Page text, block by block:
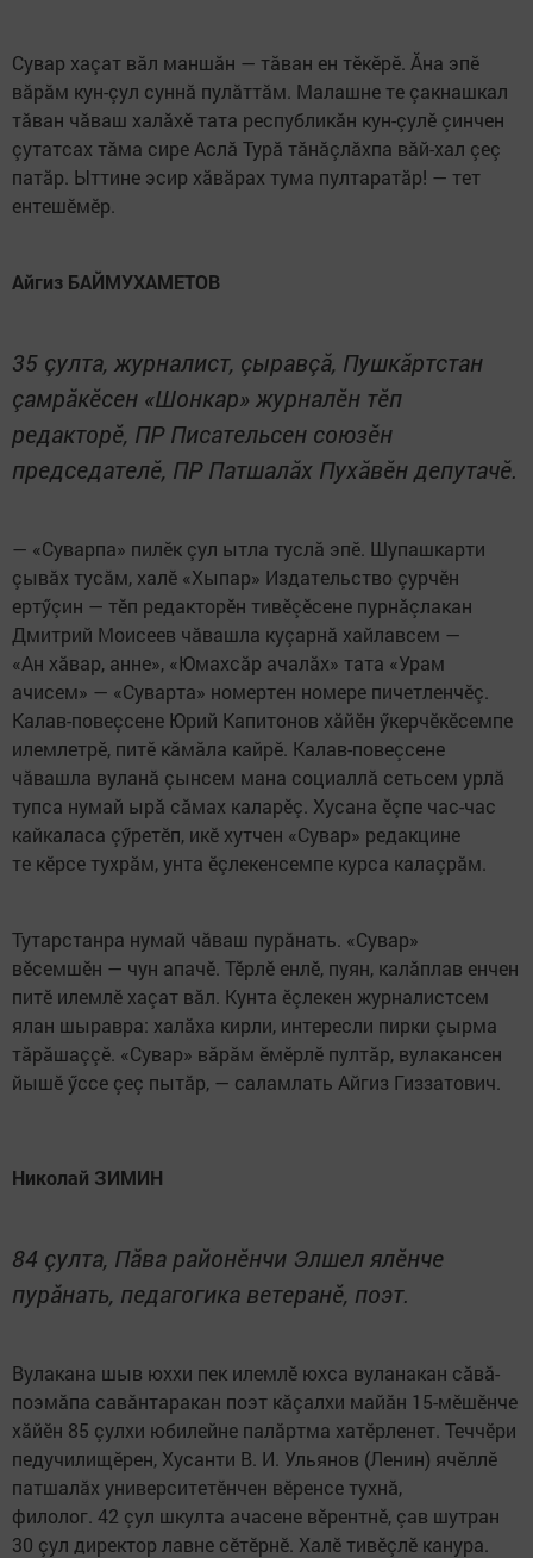
Сувар хаçат вӑл маншӑн — тӑван ен тӗкӗрӗ. Ӑна эпӗ
вӑрӑм кун-çул суннă пулӑттӑм. Малашне те çакнашкал
тӑван чӑваш халăхӗ тата республикӑн кун-çулӗ çинчен
çутатсах тӑма сире Аслӑ Турă тӑнӑçлӑхпа вӑй-хал çеç
патӑр. Ыттине эсир хӑвӑрах тума пултаратӑр! — тет
ентешӗмӗр.
Айгиз БАЙМУХАМЕТОВ
35 çулта, журналист, çыравçă, Пушкăртстан
çамрăкӗсен «Шонкар» журналӗн тӗп
редакторӗ, ПР Писательсен союзӗн
председателӗ, ПР Патшалăх Пухăвӗн депутачӗ.
— «Суварпа» пилӗк çул ытла туслă эпӗ. Шупашкарти
çывăх тусăм, халӗ «Хыпар» Издательство çурчӗн
ертӳçин — тӗп редакторӗн тивӗçӗсене пурнăçлакан
Дмитрий Моисеев чăвашла куçарнă хайлавсем —
«Ан хăвар, анне», «Юмахсăр ачалăх» тата «Урам
ачисем» — «Суварта» номертен номере пичетленчӗç.
Калав-повеçсене Юрий Капитонов хăйӗн ӳкерчӗкӗсемпе
илемлетрӗ, питӗ кăмăла кайрӗ. Калав-повеçсене
чăвашла вуланă çынсем мана социаллă сетьсем урлă
тупса нумай ырă сăмах каларӗç. Хусана ӗçпе час-час
кайкаласа çӳретӗп, икӗ хутчен «Сувар» редакцине
те кӗрсе тухрăм, унта ӗçлекенсемпе курса калаçрăм.
Тутарстанра нумай чăваш пурăнать. «Сувар»
вӗсемшӗн — чун апачӗ. Тӗрлӗ енлӗ, пуян, калăплав енчен
питӗ илемлӗ хаçат вăл. Кунта ӗçлекен журналистсем
ялан шыравра: халăха кирли, интересли пирки çырма
тăрăшаççӗ. «Сувар» вăрăм ӗмӗрлӗ пултăр, вулакансен
йышӗ ӳссе çеç пытăр, — саламлать Айгиз Гиззатович.
Николай ЗИМИН
84 çулта, Пăва районӗнчи Элшел ялӗнче
пурăнать, педагогика ветеранӗ, поэт.
Вулакана шыв юххи пек илемлӗ юхса вуланакан сăвă-
поэмăпа савăнтаракан поэт кăçалхи майăн 15-мӗшӗнче
хăйӗн 85 çулхи юбилейне палăртма хатӗрленет. Теччӗри
педучилищӗрен, Хусанти В. И. Ульянов (Ленин) ячӗллӗ
патшалăх университетӗнчен вӗренсе тухнă,
филолог. 42 çул шкулта ачасене вӗрентнӗ, çав шутран
30 çул директор лавне сӗтӗрнӗ. Халӗ тивӗçлӗ канура.